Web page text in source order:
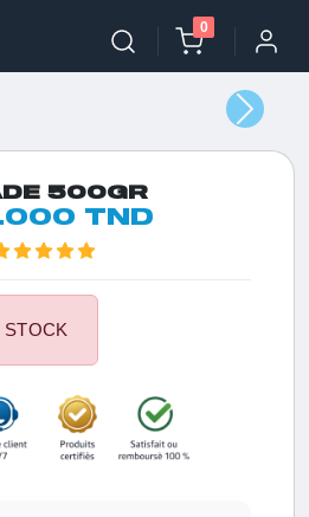
0
500GR
TND